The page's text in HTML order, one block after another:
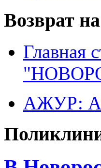
Возврат
Главная
АЖУР: